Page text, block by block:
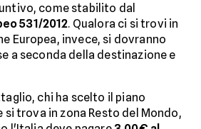
come stabilito dal
531/2012. Qualora ci si trovi in
Europea, invece, si dovranno
a seconda della destinazione e
chi ha scelto il piano
si trova in zona Resto del Mondo,